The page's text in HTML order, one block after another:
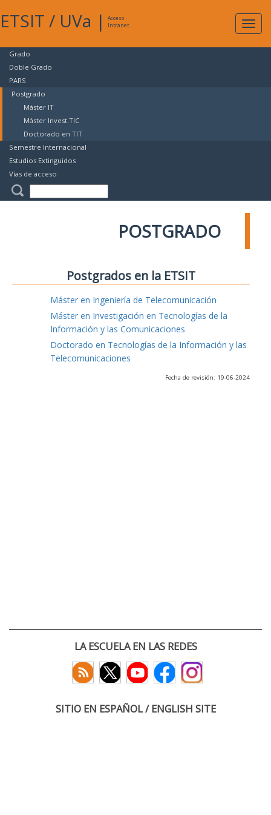
ETSIT / UVa |
Acceso
Intranet
Grado
Doble Grado
PARS
Postgrado
Máster IT
Máster Invest.TIC
Doctorado en TIT
Semestre Internacional
Estudios Extinguidos
Vías de acceso
POSTGRADO
Postgrados en la ETSIT
Máster en Ingeniería de Telecomunicación
Máster en Investigación en Tecnologías de la
Información y las Comunicaciones
Doctorado en Tecnologías de la Información y las
Telecomunicaciones
Fecha de revisión: 19-06-2024
LA ESCUELA EN LAS REDES
SITIO EN ESPAÑOL / ENGLISH SITE